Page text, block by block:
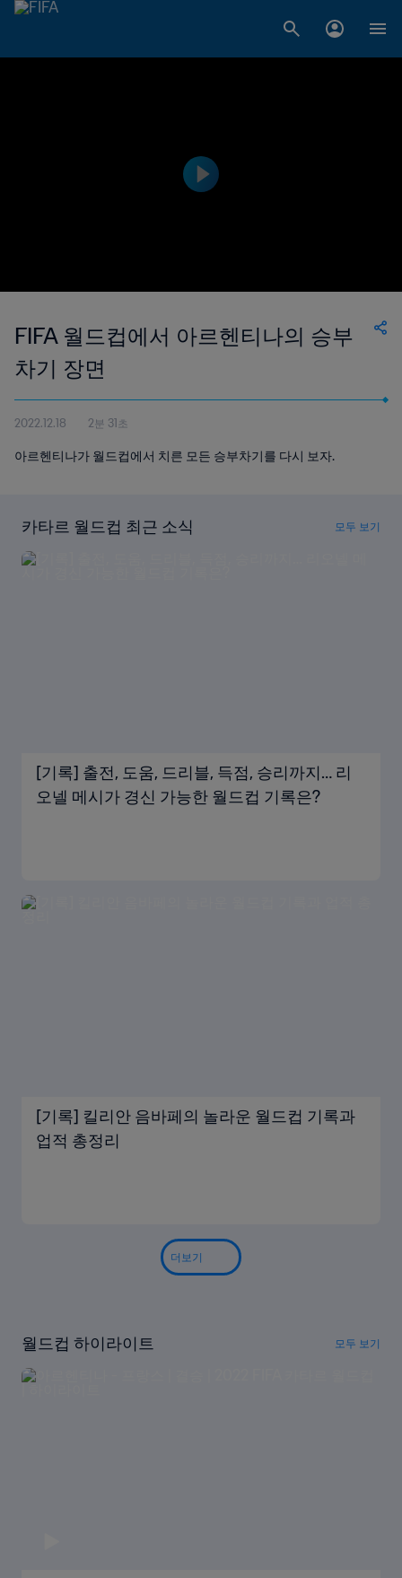
FIFA 월드컵에서 아르헨티나의 승부
차기 장면
2022.12.18 2분 31초
아르헨티나가 월드컵에서 치른 모든 승부차기를 다시 보자.
카타르 월드컵 최근 소식 모두 보기
[기록] 출전, 도움, 드리블, 득점, 승리까지… 리
오넬 메시가 경신 가능한 월드컵 기록은?
[기록] 킬리안 음바페의 놀라운 월드컵 기록과
업적 총정리
더보기
월드컵 하이라이트 모두 보기